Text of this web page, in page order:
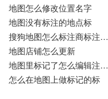
位置
地图怎么修改位置名字
地图没有标注的地点标
搜狗地图怎么标注商标注册
店
地图店铺怎么更新
地图里标记了怎么编辑注册
入驻
怎么在地图上做标记的标